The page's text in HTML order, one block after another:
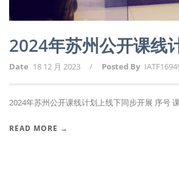
2024年苏州公开课线
Date 18 12 月 2023 / Posted By
2024年苏州公开课线计划上线下同步开展 序号
READ MORE →